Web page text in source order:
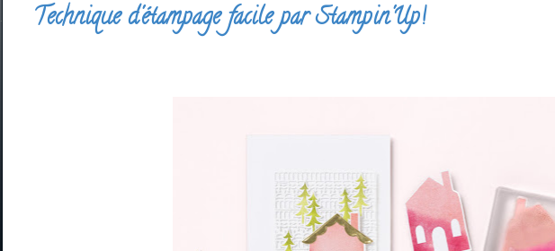
Technique d'étampage facile par Stampin'Up!